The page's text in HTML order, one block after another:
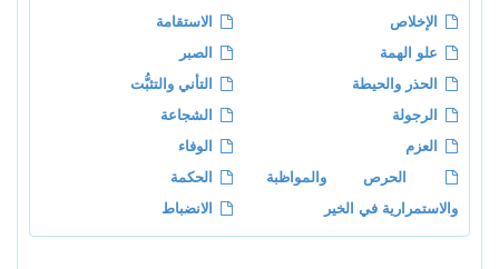
الإخلاص
الاستقامة
علو الهمة
الصبر
الحذر والحيطة
التأني والتثبُّت
الرجولة
الشجاعة
العزم
الوفاء
الحرص والمواظبة
والاستمرارية في الخير
الحكمة
الانضباط